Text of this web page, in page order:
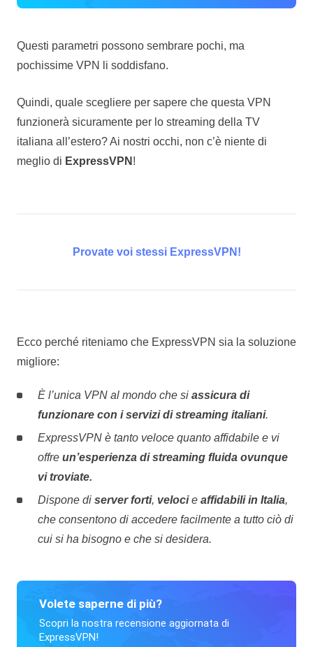
Questi parametri possono sembrare pochi, ma
pochissime VPN li soddisfano.
Quindi, quale scegliere per sapere che questa VPN
funzionerà sicuramente per lo streaming della TV
italiana all’estero? Ai nostri occhi, non c’è niente di
meglio di ExpressVPN !
Provate voi stessi ExpressVPN!
Ecco perché riteniamo che ExpressVPN sia la soluzione
migliore:
È l’unica VPN al mondo che si assicura di
funzionare con i servizi di streaming italiani.
ExpressVPN è tanto veloce quanto affidabile e vi
offre un’esperienza di streaming fluida ovunque
vi troviate.
Dispone di server forti, velocie affidabili in Italia,
che consentono di accedere facilmente a tutto ciò di
cui si ha bisogno e che si desidera.
Volete saperne di più?
Scopri la nostra recensione aggiornata di
ExpressVPN!